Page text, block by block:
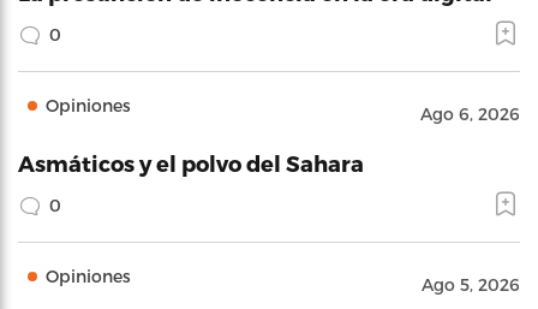
0
Opiniones Ago 6, 2026
Asmáticos y el polvo del Sahara
0
Opiniones Ago 5, 2026